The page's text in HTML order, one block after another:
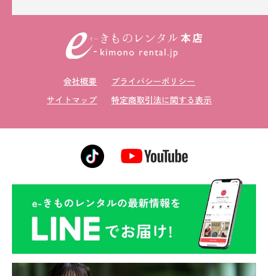
会社概要
プライバシーポリシー
サイトマップ
特定商取引法に関する表示